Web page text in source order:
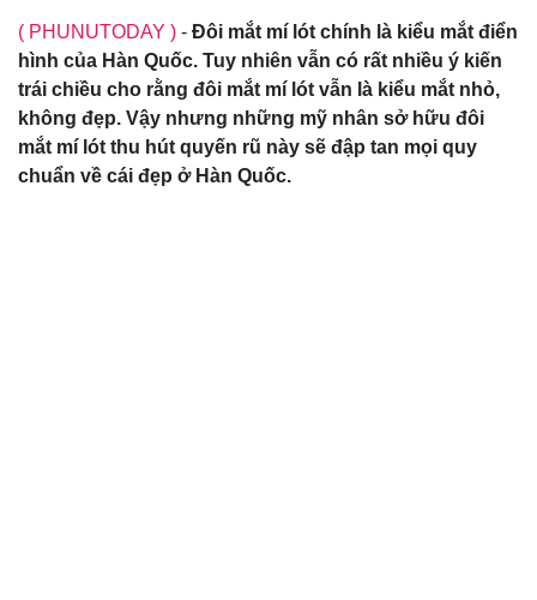
( PHUNUTODAY ) - Đôi mắt mí lót chính là kiểu mắt điển
hình của Hàn Quốc. Tuy nhiên vẫn có rất nhiều ý kiến
trái chiều cho rằng đôi mắt mí lót vẫn là kiểu mắt nhỏ,
không đẹp. Vậy nhưng những mỹ nhân sở hữu đôi
mắt mí lót thu hút quyến rũ này sẽ đập tan mọi quy
chuẩn về cái đẹp ở Hàn Quốc.